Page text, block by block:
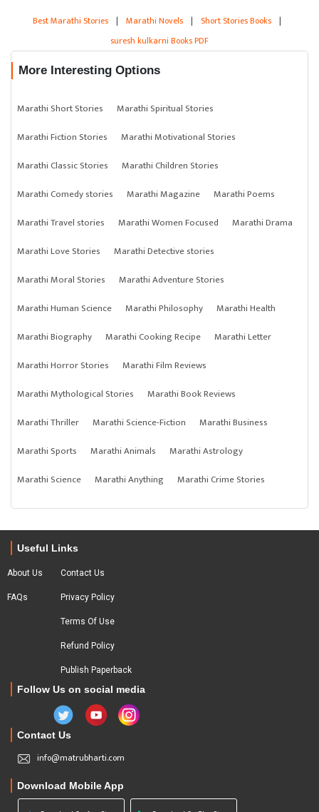
Best Marathi Stories | Marathi Novels | Short Stories Books |
suresh kulkarni Books PDF
More Interesting Options
Marathi Short Stories
Marathi Spiritual Stories
Marathi Fiction Stories
Marathi Motivational Stories
Marathi Classic Stories
Marathi Children Stories
Marathi Comedy stories
Marathi Magazine
Marathi Poems
Marathi Travel stories
Marathi Women Focused
Marathi Drama
Marathi Love Stories
Marathi Detective stories
Marathi Moral Stories
Marathi Adventure Stories
Marathi Human Science
Marathi Philosophy
Marathi Health
Marathi Biography
Marathi Cooking Recipe
Marathi Letter
Marathi Horror Stories
Marathi Film Reviews
Marathi Mythological Stories
Marathi Book Reviews
Marathi Thriller
Marathi Science-Fiction
Marathi Business
Marathi Sports
Marathi Animals
Marathi Astrology
Marathi Science
Marathi Anything Marathi Crime Stories
Useful Links
About Us
FAQs
Contact Us
Privacy Policy
Terms Of Use
Refund Policy
Publish Paperback
Follow Us on social media
Contact Us
info@matrubharti.com
Download Mobile App